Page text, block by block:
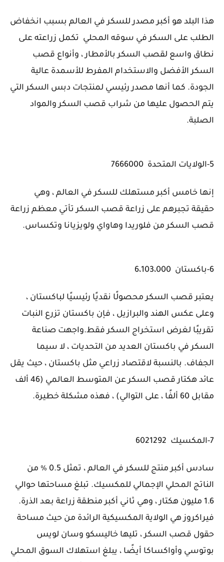
هذا البلد هو أكبر مصدر للسكر في العالم بسبب انخفاض
الطلب على السكر في سوقه المحلي تكمل زراعته على
نطاق واسع لقصب السكر بالأمطار ، وأنواع قصب
السكر الأفضل والاستخدام المفرط للأسمدة عالية
الجودة. كما أنها مصدر رئيسي لمنتجات دبس السكر التي
يتم الحصول عليها من شراب قصب السكر والمواد
الصلبة.
5-الولايات المتحدة 7666000
إنها خامس أكبر مستهلك للسكر في العالم ، وهي
حقيقة تجبرهم على زراعة قصب السكر تأتي معظم زراعة
قصب السكر من فلوريدا وهاواي ولويزيانا وتكساس.
6-باكستان 6،103،000
يعتبر قصب السكر محصولًا نقديًا رئيسيًا لباكستان ،
وعلى عكس الهند والبرازيل ، فإن باكستان تزرع النبات
تقريبًا لغرض استخراج السكر فقط.واجهت صناعة
السكر في باكستان العديد من التحديات ، لا سيما
الجفاف. بالنسبة لاقتصاد زراعي مثل باكستان ، حيث يقل
عائد هكتار قصب السكر عن المتوسط ​​العالمي (46 ألف
مقابل 60 ألفًا ، على التوالي) ، فهذه مشكلة خطيرة.
7-المكسيك 6021292
سادس أكبر منتج للسكر في العالم ، تمثل 0.5 ٪ من
الناتج المحلي الإجمالي للمكسيك. تبلغ مساحتها حوالي
1.6 مليون هكتار ، وهي ثاني أكبر منطقة زراعة بعد الذرة.
فيراكروز هي الولاية المكسيكية الرائدة من حيث مساحة
حقول قصب السكر ، تليها خاليسكو وسان لويس
بوتوسي وأواكساكا أيضًا ، يبلغ استهلاك السوق المحلي